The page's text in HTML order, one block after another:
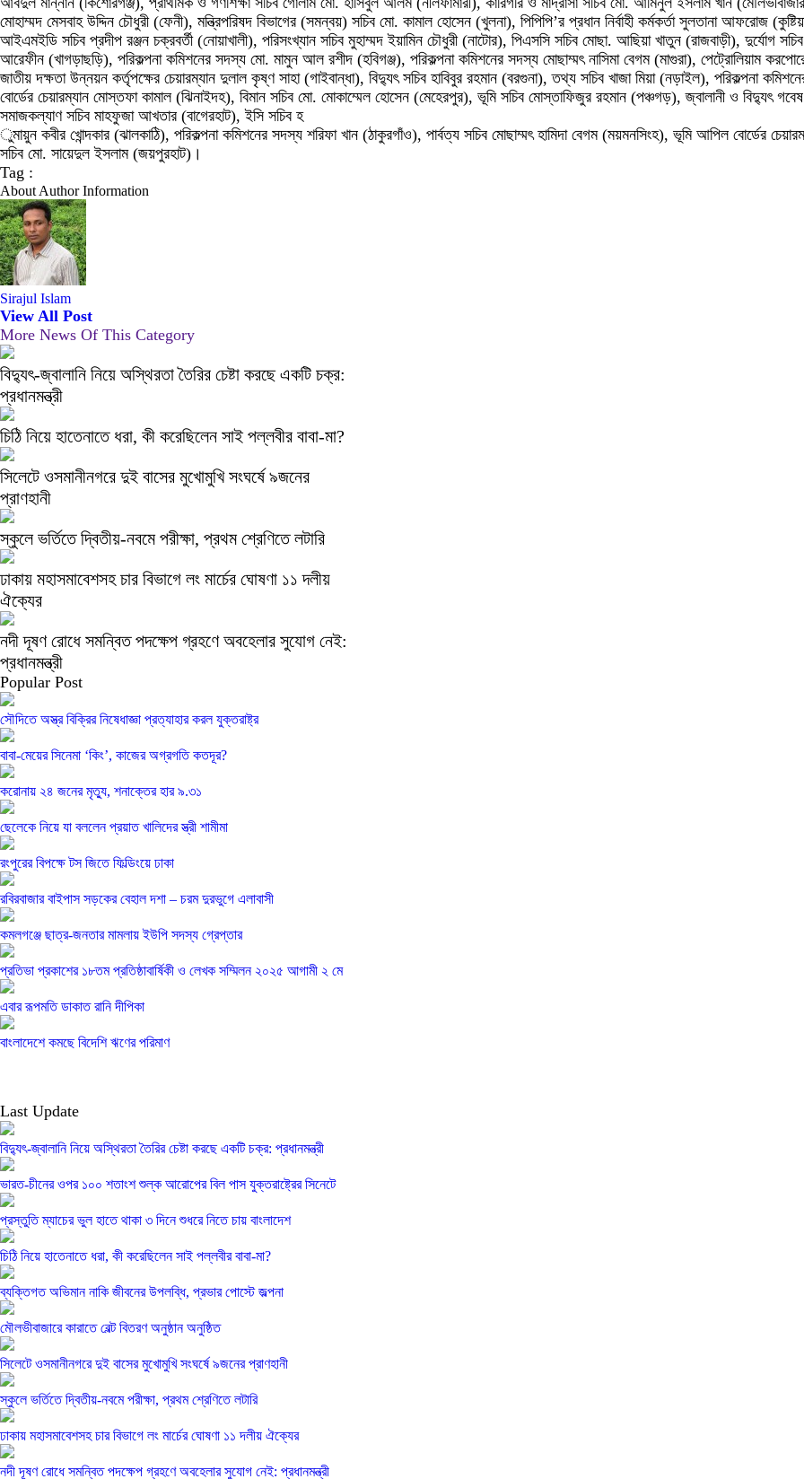
মোহাম্মদ মেসবাহ উদ্দিন চৌধুরী (ফেনী), মন্ত্রিপরিষদ বিভাগের (সমন্বয়) সচিব মো. কামাল হোসেন (খুলনা), পিপিপি’র প্রধান নির্বাহী কর্মকর্তা সুলতানা আফরোজ
আইএমইডি সচিব প্রদীপ রঞ্জন চক্রবর্তী (নোয়াখালী), পরিসংখ্যান সচিব মুহাম্মদ ইয়ামিন চৌধুরী (নাটোর), পিএসসি সচিব মোছা. আছিয়া খাতুন (রাজবাড়ী), দুর্যোগ
আরেফীন (খাগড়াছড়ি), পরিকল্পনা কমিশনের সদস্য মো. মামুন আল রশীদ (হবিগঞ্জ), পরিকল্পনা কমিশনের সদস্য মোছাম্মৎ নাসিমা বেগম (মাগুরা), পেট্রোলিয়াম
জাতীয় দক্ষতা উন্নয়ন কর্তৃপক্ষের চেয়ারম্যান দুলাল কৃষ্ণ সাহা (গাইবান্ধা), বিদ্যুৎ সচিব হাবিবুর রহমান (বরগুনা), তথ্য সচিব খাজা মিয়া (নড়াইল), পরিকল্পনা
বোর্ডের চেয়ারম্যান মোস্তফা কামাল (ঝিনাইদহ), বিমান সচিব মো. মোকাম্মেল হোসেন (মেহেরপুর), ভূমি সচিব মোস্তাফিজুর রহমান (পঞ্চগড়), জ্বালানী ও বিদ্যুৎ
সমাজকল্যাণ সচিব মাহফুজা আখতার (বাগেরহাট), ইসি সচিব হ
ুমায়ুন কবীর খোন্দকার (ঝালকাঠি), পরিকল্পনা কমিশনের সদস্য শরিফা খান (ঠাকুরগাঁও), পার্বত্য সচিব মোছাম্মৎ হামিদা বেগম (ময়মনসিংহ), ভূমি আপিল বোর্ডের
সচিব মো. সায়েদুল ইসলাম (জয়পুরহাট)।
Tag :
About Author Information
Sirajul Islam
View All Post
More News Of This Category
বিদ্যুৎ-জ্বালানি নিয়ে অস্থিরতা তৈরির চেষ্টা করছে একটি চক্র:
প্রধানমন্ত্রী
চিঠি নিয়ে হাতেনাতে ধরা, কী করেছিলেন সাই পল্লবীর বাবা-মা?
সিলেটে ওসমানীনগরে দুই বাসের মুখোমুখি সংঘর্ষে ৯জনের
প্রাণহানী
স্কুলে ভর্তিতে দ্বিতীয়-নবমে পরীক্ষা, প্রথম শ্রেণিতে লটারি
ঢাকায় মহাসমাবেশসহ চার বিভাগে লং মার্চের ঘোষণা ১১ দলীয়
ঐক্যের
নদী দূষণ রোধে সমন্বিত পদক্ষেপ গ্রহণে অবহেলার সুযোগ নেই:
প্রধানমন্ত্রী
Popular Post
সৌদিতে অস্ত্র বিক্রির নিষেধাজ্ঞা প্রত্যাহার করল যুক্তরাষ্ট্র
বাবা-মেয়ের সিনেমা ‘কিং’, কাজের অগ্রগতি কতদূর?
করোনায় ২৪ জনের মৃত্যু, শনাক্তের হার ৯.৩১
ছেলেকে নিয়ে যা বললেন প্রয়াত খালিদের স্ত্রী শামীমা
রংপুরের বিপক্ষে টস জিতে ফিল্ডিংয়ে ঢাকা
রবিরবাজার বাইপাস সড়কের বেহাল দশা – চরম দুরভুগে এলাবাসী
কমলগঞ্জে ছাত্র-জনতার মামলায় ইউপি সদস্য গ্রেপ্তার
প্রতিভা প্রকাশের ১৮তম প্রতিষ্ঠাবার্ষিকী ও লেখক সম্মিলন ২০২৫ আগামী ২ মে
এবার রূপমতি ডাকাত রানি দীপিকা
বাংলাদেশে কমছে বিদেশি ঋণের পরিমাণ
Last Update
বিদ্যুৎ-জ্বালানি নিয়ে অস্থিরতা তৈরির চেষ্টা করছে একটি চক্র: প্রধানমন্ত্রী
ভারত-চীনের ওপর ১০০ শতাংশ শুল্ক আরোপের বিল পাস যুক্তরাষ্ট্রের সিনেটে
প্রস্তুতি ম্যাচের ভুল হাতে থাকা ৩ দিনে শুধরে নিতে চায় বাংলাদেশ
চিঠি নিয়ে হাতেনাতে ধরা, কী করেছিলেন সাই পল্লবীর বাবা-মা?
ব্যক্তিগত অভিমান নাকি জীবনের উপলব্ধি, প্রভার পোস্টে জল্পনা
মৌলভীবাজারে কারাতে বেল্ট বিতরণ অনুষ্ঠান অনুষ্ঠিত
সিলেটে ওসমানীনগরে দুই বাসের মুখোমুখি সংঘর্ষে ৯জনের প্রাণহানী
স্কুলে ভর্তিতে দ্বিতীয়-নবমে পরীক্ষা, প্রথম শ্রেণিতে লটারি
ঢাকায় মহাসমাবেশসহ চার বিভাগে লং মার্চের ঘোষণা ১১ দলীয় ঐক্যের
নদী দূষণ রোধে সমন্বিত পদক্ষেপ গ্রহণে অবহেলার সুযোগ নেই: প্রধানমন্ত্রী